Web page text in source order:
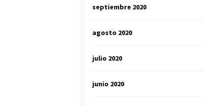
septiembre 2020
agosto 2020
julio 2020
junio 2020